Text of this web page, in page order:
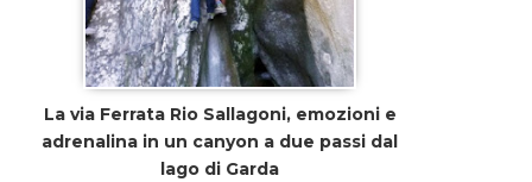
La via Ferrata Rio Sallagoni, emozioni e
adrenalina in un canyon a due passi dal
lago di Garda